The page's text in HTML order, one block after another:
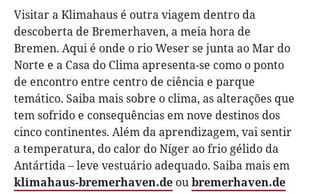
Visitar a Klimahaus é outra viagem dentro da
descoberta de Bremerhaven, a meia hora de
Bremen. Aqui é onde o rio Weser se junta ao Mar do
Norte e a Casa do Clima apresenta-se como o ponto
de encontro entre centro de ciência e parque
temático. Saiba mais sobre o clima, as alterações que
tem sofrido e consequências em nove destinos dos
cinco continentes. Além da aprendizagem, vai sentir
a temperatura, do calor do Níger ao frio gélido da
Antártida – leve vestuário adequado. Saiba mais em
klimahaus-bremerhaven.de oubremerhaven.de